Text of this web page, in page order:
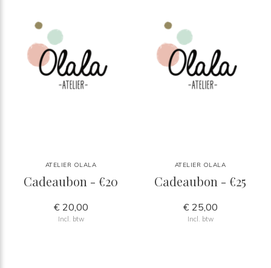
ATELIER OLALA
Cadeaubon - €20
€ 20,00
Incl. btw
ATELIER OLALA
Cadeaubon - €25
€ 25,00
Incl. btw